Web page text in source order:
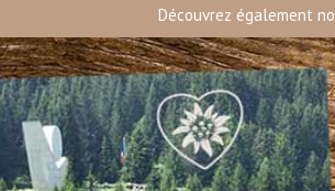
Découvrez également